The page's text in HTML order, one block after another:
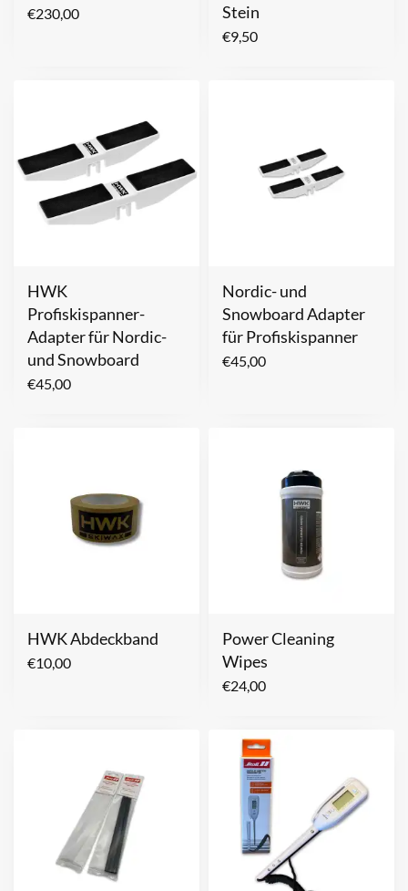
€230,00
Stein
€9,50
HWK
Profiskispanner-
Adapter für Nordic-
und Snowboard
€45,00
Nordic- und
Snowboard Adapter
für Profiskispanner
€45,00
HWK Abdeckband
€10,00
Power Cleaning
Wipes
€24,00